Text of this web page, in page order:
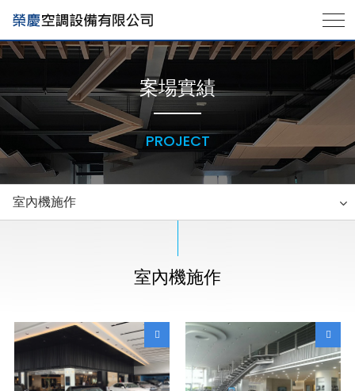
案場實績
PROJECT
室內機施作
室內機施作